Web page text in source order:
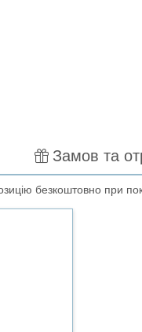
Замов та
безкоштовно при